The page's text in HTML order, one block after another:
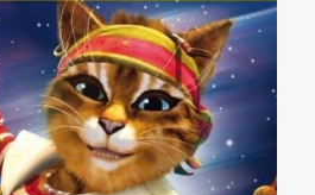
“Der erste Schrei” in
der schönsten Ereignisse des
Völker und Kulturen.